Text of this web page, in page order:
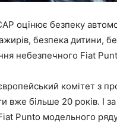
оцінює безпеку
безпека дитини,
небезпечного Fiat
комітет з
вже більше 20 років. І
Punto модельного